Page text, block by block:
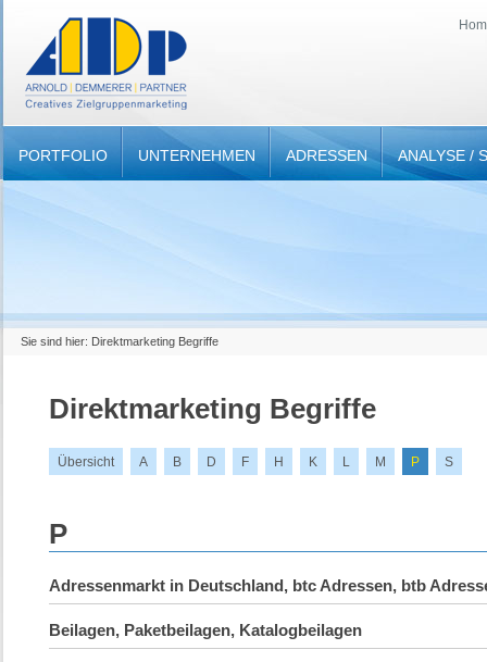
PORTFOLIO UNTERNEHMEN ADRESSEN ANALYSE /
Sie sind hier: Direktmarketing Begriffe
Direktmarketing Begriffe
Übersicht A B D F H K L M P S
P
Adressenmarkt in Deutschland, btc Adressen, btb
Beilagen, Paketbeilagen, Katalogbeilagen